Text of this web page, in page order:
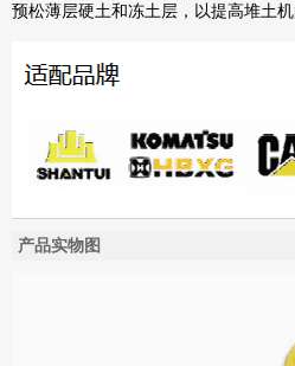
预松薄层硬土和冻土层，以提高堆土机
产品实物图